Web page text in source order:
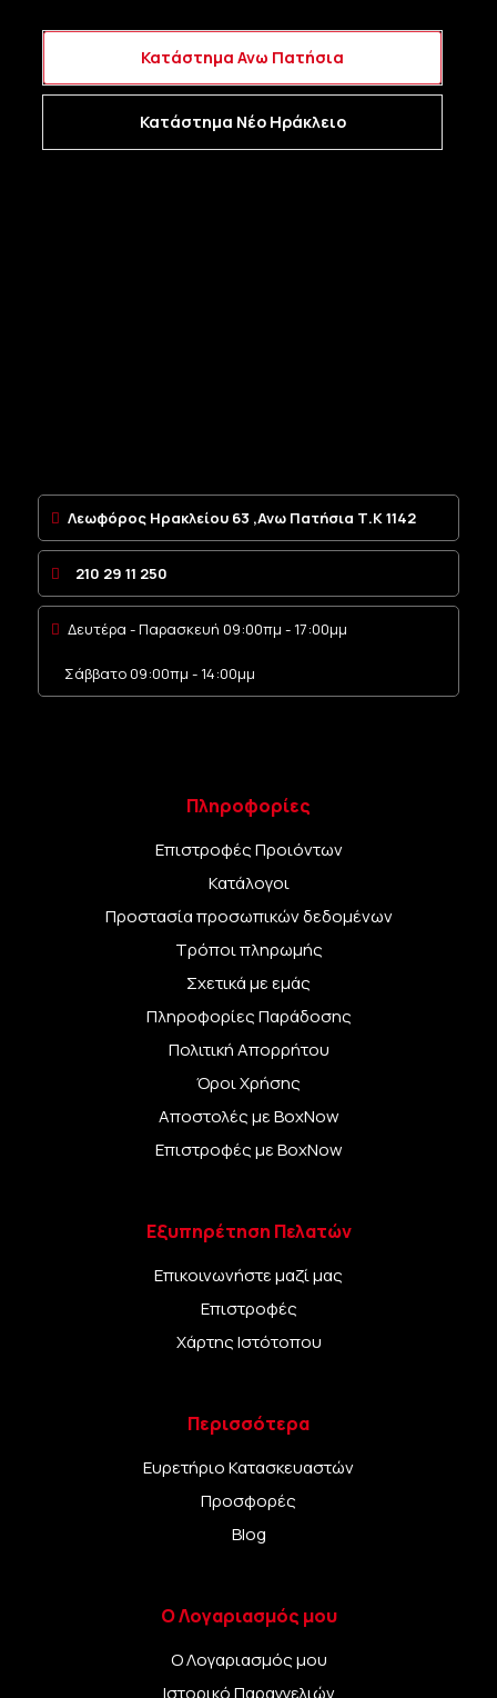
Κατάστημα Ανω Πατήσια
Κατάστημα Νέο Ηράκλειο
Λεωφόρος Ηρακλείου 63 ,Ανω Πατήσια Τ.Κ 1142
210 29 11 250
Δευτέρα - Παρασκευή 09:00πμ - 17:00μμ
Σάββατο 09:00πμ - 14:00μμ
Πληροφορίες
Επιστροφές Προιόντων
Κατάλογοι
Προστασία προσωπικών δεδομένων
Τρόποι πληρωμής
Σχετικά με εμάς
Πληροφορίες Παράδοσης
Πολιτική Απορρήτου
Όροι Χρήσης
Αποστολές με BoxNow
Επιστροφές με BoxNow
Εξυπηρέτηση Πελατών
Επικοινωνήστε μαζί μας
Επιστροφές
Χάρτης Ιστότοπου
Περισσότερα
Ευρετήριο Κατασκευαστών
Προσφορές
Blog
Ο Λογαριασμός μου
Ο Λογαριασμός μου
Ιστορικό Παραγγελιών